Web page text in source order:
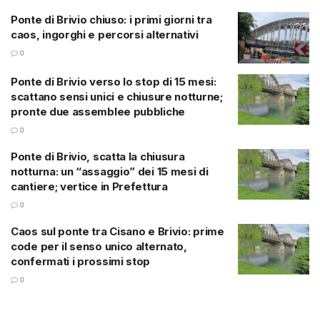
Ponte di Brivio chiuso: i primi giorni tra
caos, ingorghi e percorsi alternativi
0
Ponte di Brivio verso lo stop di 15 mesi:
scattano sensi unici e chiusure notturne;
pronte due assemblee pubbliche
0
Ponte di Brivio, scatta la chiusura
notturna: un “assaggio” dei 15 mesi di
cantiere; vertice in Prefettura
0
Caos sul ponte tra Cisano e Brivio: prime
code per il senso unico alternato,
confermati i prossimi stop
0